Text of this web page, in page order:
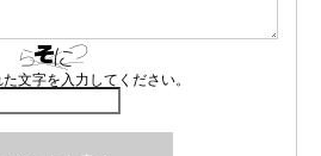
文字を入力してください。